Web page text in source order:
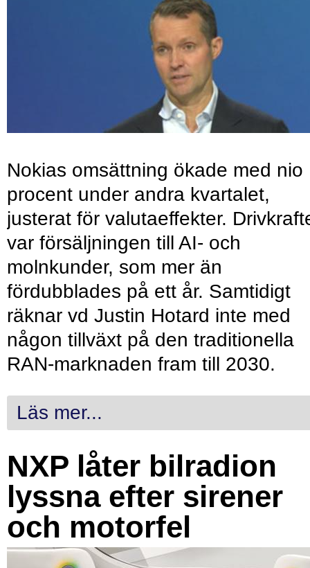
Nokias omsättning ökade med nio
procent under andra kvartalet,
justerat för valutaeffekter.
var försäljningen till AI- och
molnkunder, som mer än
fördubblades på ett år. Samtidigt
räknar vd Justin Hotard inte med
någon tillväxt på den traditionella
RAN-marknaden fram till 2030.
Läs mer...
NXP låter bilradion
lyssna efter sirener
och motorfel